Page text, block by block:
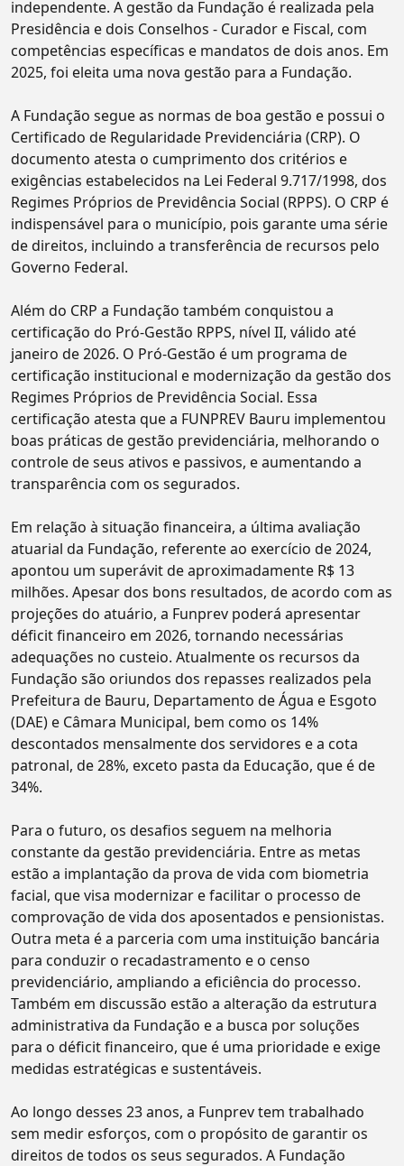
independente. A gestão da Fundação é realizada pela
Presidência e dois Conselhos - Curador e Fiscal, com
competências específicas e mandatos de dois anos. Em
2025, foi eleita uma nova gestão para a Fundação.
A Fundação segue as normas de boa gestão e possui o
Certificado de Regularidade Previdenciária (CRP). O
documento atesta o cumprimento dos critérios e
exigências estabelecidos na Lei Federal 9.717/1998, dos
Regimes Próprios de Previdência Social (RPPS). O CRP é
indispensável para o município, pois garante uma série
de direitos, incluindo a transferência de recursos pelo
Governo Federal.
Além do CRP a Fundação também conquistou a
certificação do Pró-Gestão RPPS, nível II, válido até
janeiro de 2026. O Pró-Gestão é um programa de
certificação institucional e modernização da gestão dos
Regimes Próprios de Previdência Social. Essa
certificação atesta que a FUNPREV Bauru implementou
boas práticas de gestão previdenciária, melhorando o
controle de seus ativos e passivos, e aumentando a
transparência com os segurados.
Em relação à situação financeira, a última avaliação
atuarial da Fundação, referente ao exercício de 2024,
apontou um superávit de aproximadamente R$ 13
milhões. Apesar dos bons resultados, de acordo com as
projeções do atuário, a Funprev poderá apresentar
déficit financeiro em 2026, tornando necessárias
adequações no custeio. Atualmente os recursos da
Fundação são oriundos dos repasses realizados pela
Prefeitura de Bauru, Departamento de Água e Esgoto
(DAE) e Câmara Municipal, bem como os 14%
descontados mensalmente dos servidores e a cota
patronal, de 28%, exceto pasta da Educação, que é de
34%.
Para o futuro, os desafios seguem na melhoria
constante da gestão previdenciária. Entre as metas
estão a implantação da prova de vida com biometria
facial, que visa modernizar e facilitar o processo de
comprovação de vida dos aposentados e pensionistas.
Outra meta é a parceria com uma instituição bancária
para conduzir o recadastramento e o censo
previdenciário, ampliando a eficiência do processo.
Também em discussão estão a alteração da estrutura
administrativa da Fundação e a busca por soluções
para o déficit financeiro, que é uma prioridade e exige
medidas estratégicas e sustentáveis.
Ao longo desses 23 anos, a Funprev tem trabalhado
sem medir esforços, com o propósito de garantir os
direitos de todos os seus segurados. A Fundação